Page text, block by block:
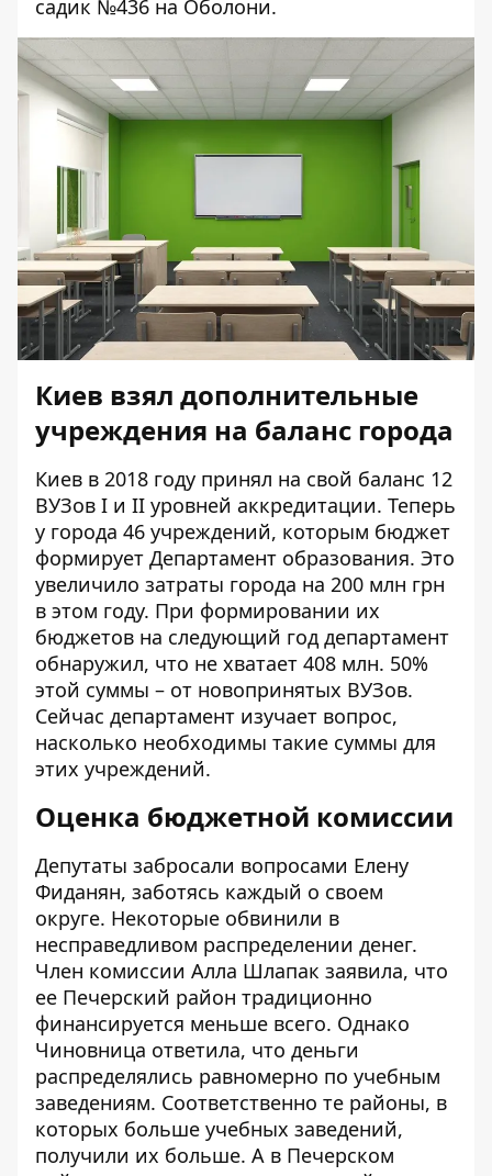
садик №436 на Оболони.
Киев взял дополнительные
учреждения на баланс города
Киев в 2018 году принял на свой баланс 12
ВУЗов I и II уровней аккредитации. Теперь
у города 46 учреждений, которым бюджет
формирует Департамент образования. Это
увеличило затраты города на 200 млн грн
в этом году. При формировании их
бюджетов на следующий год департамент
обнаружил, что не хватает 408 млн. 50%
этой суммы – от новопринятых ВУЗов.
Сейчас департамент изучает вопрос,
насколько необходимы такие суммы для
этих учреждений.
Оценка бюджетной комиссии
Депутаты забросали вопросами Елену
Фиданян, заботясь каждый о своем
округе. Некоторые обвинили в
несправедливом распределении денег.
Член комиссии Алла Шлапак заявила, что
ее Печерский район традиционно
финансируется меньше всего. Однако
Чиновница ответила, что деньги
распределялись равномерно по учебным
заведениям. Соответственно те районы, в
которых больше учебных заведений,
получили их больше. А в Печерском